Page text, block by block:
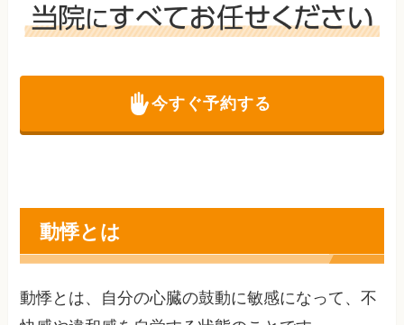
今すぐ予約する
動悸とは
動悸とは、自分の心臓の鼓動に敏感になって、不